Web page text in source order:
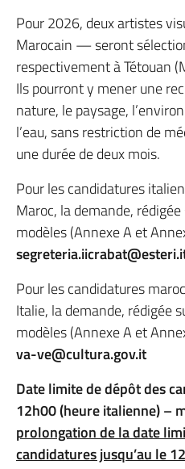
Pour 2026, deux artistes
Marocain — seront
respectivement à Tétouan
Ils pourront y mener une
nature, le paysage,
l’eau, sans restriction de
une durée de deux mois.
Pour les candidatures
Maroc, la demande,
modèles (Annexe A et
Pour les candidatures
Italie, la demande, rédigée
modèles (Annexe A et
va-ve@cultura.gov.it
Date limite de dépôt des
12h00 (heure italienne) –
prolongation de la date
candidatures jusqu’au le